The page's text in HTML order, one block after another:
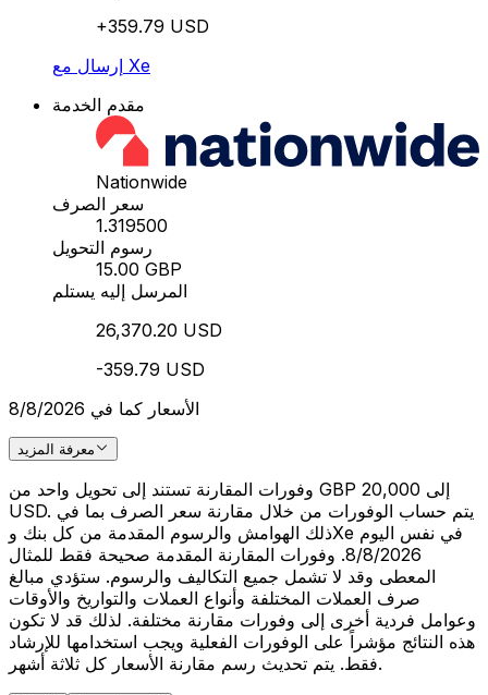
+359.79 USD
إرسال مع Xe
مقدم الخدمة
Nationwide
سعر الصرف
1.319500
رسوم التحويل
15.00 GBP
المرسل إليه يستلم
26,370.20 USD
-359.79 USD
الأسعار كما في 8/8/2026
معرفة المزيد
وفورات المقارنة تستند إلى تحويل واحد من GBP 20,000 إلى
USD. يتم حساب الوفورات من خلال مقارنة سعر الصرف بما في
ذلك الهوامش والرسوم المقدمة من كل بنك وXe في نفس اليوم
8/8/2026. وفورات المقارنة المقدمة صحيحة فقط للمثال
المعطى وقد لا تشمل جميع التكاليف والرسوم. ستؤدي مبالغ
صرف العملات المختلفة وأنواع العملات والتواريخ والأوقات
وعوامل فردية أخرى إلى وفورات مقارنة مختلفة. لذلك قد لا تكون
هذه النتائج مؤشراً على الوفورات الفعلية ويجب استخدامها للإرشاد
فقط. يتم تحديث رسم مقارنة الأسعار كل ثلاثة أشهر.